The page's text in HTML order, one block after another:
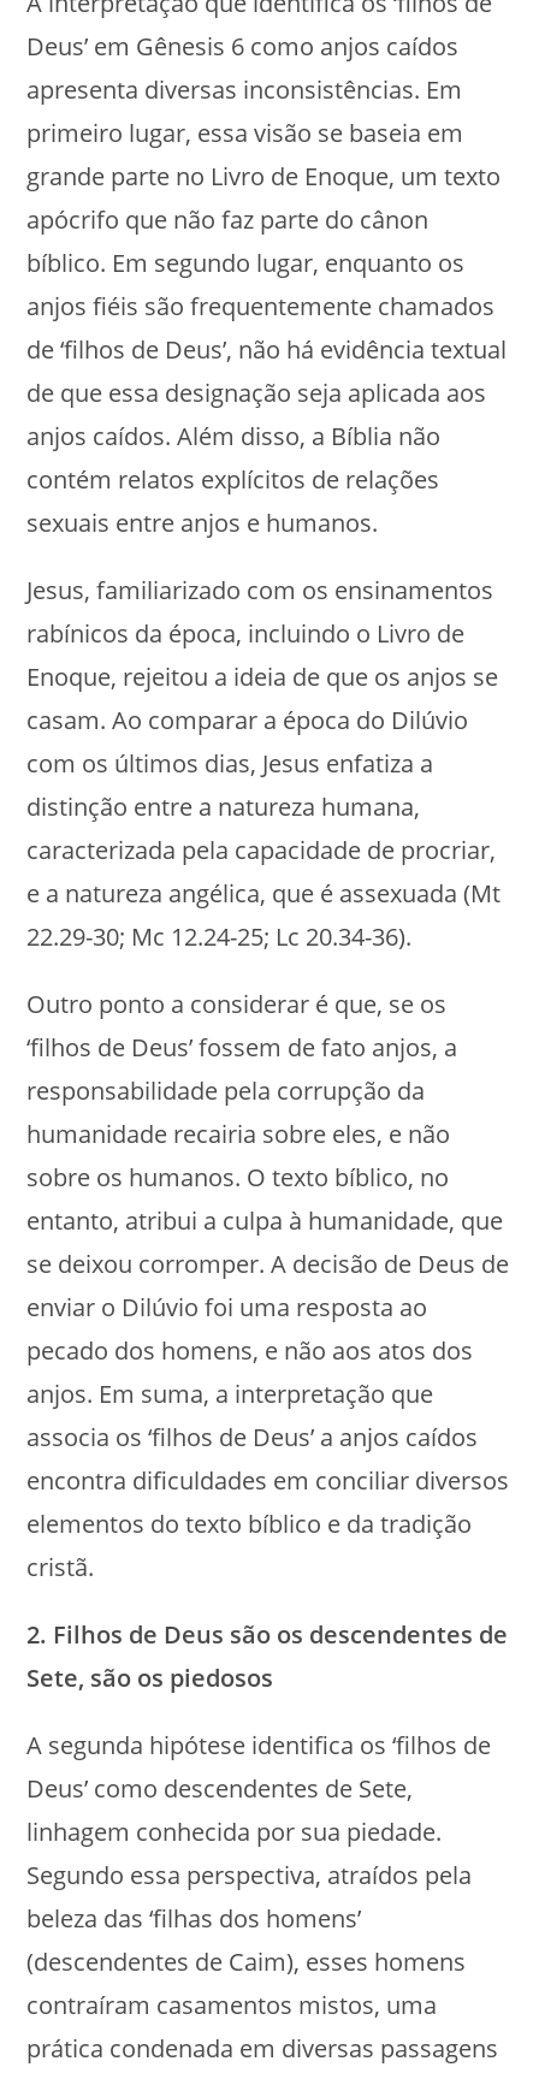
Deus’ em Gênesis 6 como anjos caídos
apresenta diversas inconsistências. Em
primeiro lugar, essa visão se baseia em
grande parte no Livro de Enoque, um texto
apócrifo que não faz parte do cânon
bíblico. Em segundo lugar, enquanto os
anjos fiéis são frequentemente chamados
de ‘filhos de Deus’, não há evidência textual
de que essa designação seja aplicada aos
anjos caídos. Além disso, a Bíblia não
contém relatos explícitos de relações
sexuais entre anjos e humanos.
Jesus, familiarizado com os ensinamentos
rabínicos da época, incluindo o Livro de
Enoque, rejeitou a ideia de que os anjos se
casam. Ao comparar a época do Dilúvio
com os últimos dias, Jesus enfatiza a
distinção entre a natureza humana,
caracterizada pela capacidade de procriar,
e a natureza angélica, que é assexuada (Mt
22.29-30; Mc 12.24-25; Lc 20.34-36).
Outro ponto a considerar é que, se os
‘filhos de Deus’ fossem de fato anjos, a
responsabilidade pela corrupção da
humanidade recairia sobre eles, e não
sobre os humanos. O texto bíblico, no
entanto, atribui a culpa à humanidade, que
se deixou corromper. A decisão de Deus de
enviar o Dilúvio foi uma resposta ao
pecado dos homens, e não aos atos dos
anjos. Em suma, a interpretação que
associa os ‘filhos de Deus’ a anjos caídos
encontra dificuldades em conciliar diversos
elementos do texto bíblico e da tradição
cristã.
2. Filhos de Deus são os descendentes de
Sete, são os piedosos
A segunda hipótese identifica os ‘filhos de
Deus’ como descendentes de Sete,
linhagem conhecida por sua piedade.
Segundo essa perspectiva, atraídos pela
beleza das ‘filhas dos homens’
(descendentes de Caim), esses homens
contraíram casamentos mistos, uma
prática condenada em diversas passagens